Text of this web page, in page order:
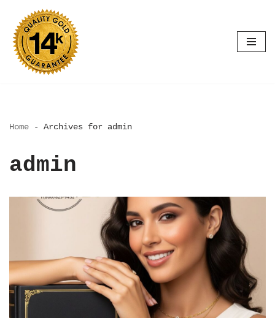
Saltar
al
contenido
Home - Archives for admin
admin